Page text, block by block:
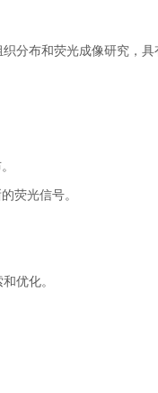
分布和荧光成像研究，具
荧光信号。
优化。